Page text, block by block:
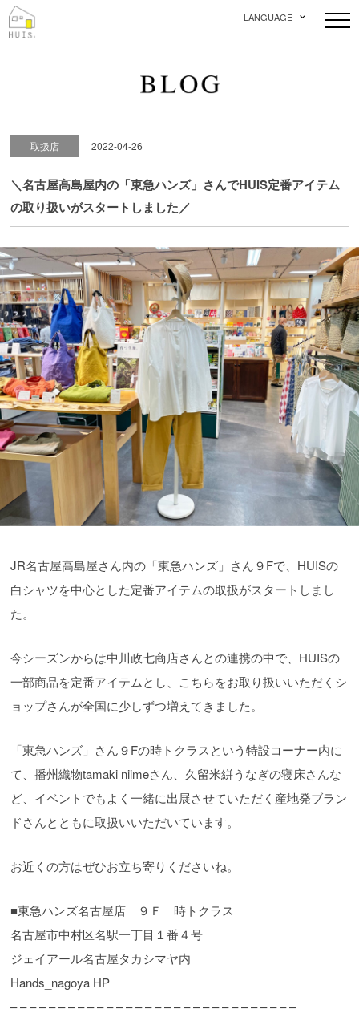
LANGUAGE
取扱店 2022-04-26
＼名古屋高島屋内の「東急ハンズ」さんでHUIS定番アイテム
の取り扱いがスタートしました／
JR名古屋高島屋さん内の「東急ハンズ」さん９Fで、HUISの
白シャツを中心とした定番アイテムの取扱がスタートしまし
た。
今シーズンからは中川政七商店さんとの連携の中で、HUISの
一部商品を定番アイテムとし、こちらをお取り扱いいただくシ
ョップさんが全国に少しずつ増えてきました。
「東急ハンズ」さん９Fの時トクラスという特設コーナー内に
て、播州織物tamaki niimeさん、久留米絣うなぎの寝床さんな
ど、イベントでもよく一緒に出展させていただく産地発ブラン
ドさんとともに取扱いいただいています。
お近くの方はぜひお立ち寄りくださいね。
■東急ハンズ名古屋店 ９Ｆ 時トクラス
名古屋市中村区名駅一丁目１番４号
ジェイアール名古屋タカシマヤ内
Hands_nagoya HP
– – – – – – – – – – – – – – – – – – – – – – – – – – – – – –